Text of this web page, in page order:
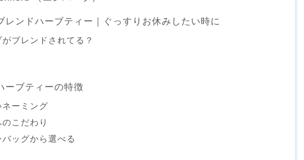
レンドハーブティー｜ぐっすりお休みしたい時に
ブレンドされてる？
ーブティーの特徴
ーミング
こだわり
ッグから選べる